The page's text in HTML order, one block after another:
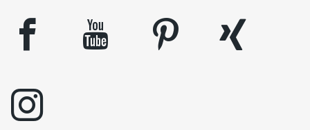
facebook youtube pinterest
xing
instagram